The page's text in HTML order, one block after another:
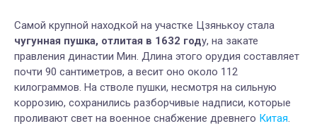
Самой крупной находкой на участке Цзянькоу стала
чугунная пушка, отлитая в 1632 году, на закате
правления династии Мин. Длина этого орудия составляет
почти 90 сантиметров, а весит оно около 112
килограммов. На стволе пушки, несмотря на сильную
коррозию, сохранились разборчивые надписи, которые
проливают свет на военное снабжение древнего Китая.